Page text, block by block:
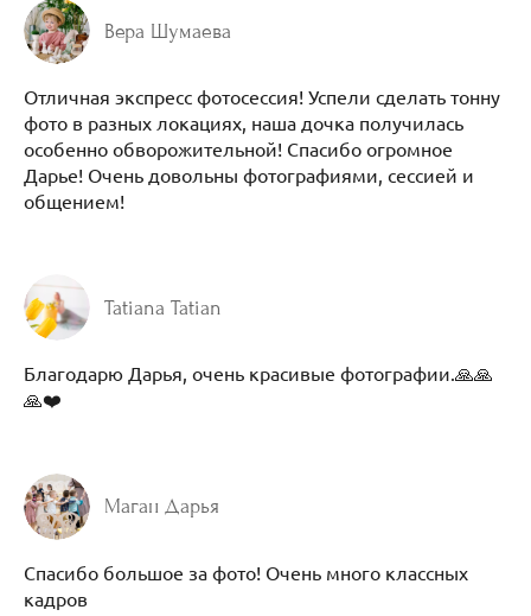
Вера Шумаева
Отличная экспресс фотосессия! Успели сделать тонну
фото в разных локациях, наша дочка получилась
особенно обворожительной! Спасибо огромное
Дарье! Очень довольны фотографиями, сессией и
общением!
Tatiana Tatian
Благодарю Дарья, очень красивые фотографии.🙏🙏
🙏❤️
Маган Дарья
Спасибо большое за фото! Очень много классных
кадров